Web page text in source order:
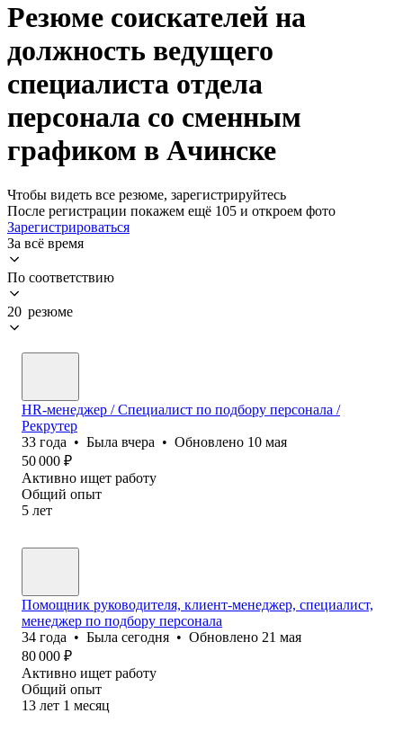
Резюме соискателей на
должность ведущего
специалиста отдела
персонала со сменным
графиком в Ачинске
Чтобы видеть все резюме, зарегистрируйтесь
После регистрации покажем ещё 105 и откроем фото
Зарегистрироваться
За всё время
По соответствию
20 резюме
HR-менеджер / Специалист по подбору персонала /
Рекрутер
33 года • Была вчера • Обновлено 10 мая
50 000 ₽
Активно ищет работу
Общий опыт
5 лет
Помощник руководителя, клиент-менеджер, специалист,
менеджер по подбору персонала
34 года • Была сегодня • Обновлено 21 мая
80 000 ₽
Активно ищет работу
Общий опыт
13 лет 1 месяц